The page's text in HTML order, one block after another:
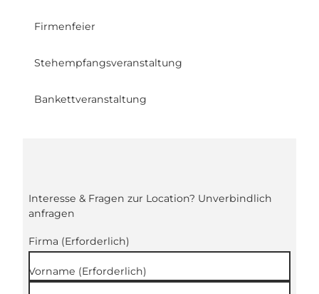
Firmenfeier
Stehempfangsveranstaltung
Bankettveranstaltung
Interesse & Fragen zur Location? Unverbindlich
anfragen
Firma (Erforderlich)
Vorname (Erforderlich)